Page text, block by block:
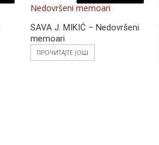
SAVA J. MIKIĆ – Nedovršeni
memoari
ПРОЧИТАЈТЕ ЈОШ